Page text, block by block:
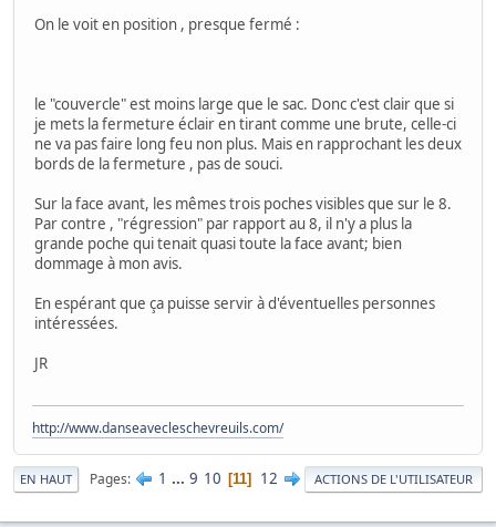
On le voit en position , presque fermé :
le "couvercle" est moins large que le sac. Donc c'est clair que si
je mets la fermeture éclair en tirant comme une brute, celle-ci
ne va pas faire long feu non plus. Mais en rapprochant les deux
bords de la fermeture , pas de souci.
Sur la face avant, les mêmes trois poches visibles que sur le 8.
Par contre , "régression" par rapport au 8, il n'y a plus la
grande poche qui tenait quasi toute la face avant; bien
dommage à mon avis.
En espérant que ça puisse servir à d'éventuelles personnes
intéressées.
JR
http://www.danseavecleschevreuils.com/
EN HAUT Pages 1 ... 9 10 11 12 ACTIONS DE L'UTILISATEUR